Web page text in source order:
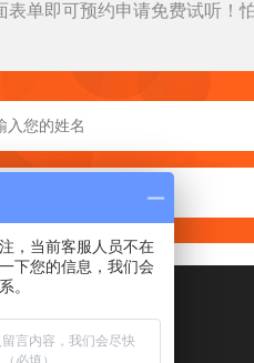
表单即可预约申请免费试听！
，当前客服人员不在
下您的信息，我们会
。